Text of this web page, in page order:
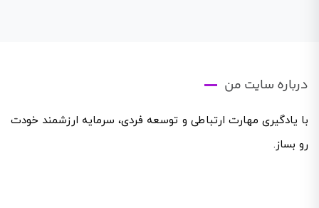
درباره سایت من
با یادگیری مهارت ارتباطی و توسعه فردی، سرمایه ارزشمند خودت
رو بساز.